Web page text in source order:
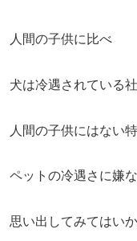
人間の子供に比べ
犬は冷遇されている
人間の子供にはない
ペットの冷遇さに嫌
思い出してみてはい